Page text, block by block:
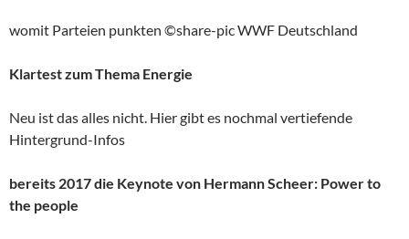
womit Parteien punkten ©share-pic WWF Deutschland
Klartest zum Thema Energie
Neu ist das alles nicht. Hier gibt es nochmal vertiefende
Hintergrund-Infos
bereits 2017 die Keynote von Hermann Scheer: Power to
the people